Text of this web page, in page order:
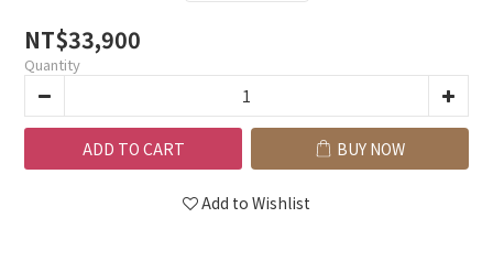
NT$33,900
Quantity
ADD TO CART BUY NOW
Add to Wishlist